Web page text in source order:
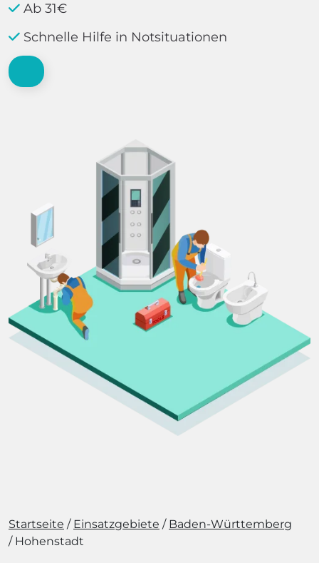
Ab 31€
Schnelle Hilfe in Notsituationen
Startseite Einsatzgebiete
Baden-Württemberg
Hohenstadt